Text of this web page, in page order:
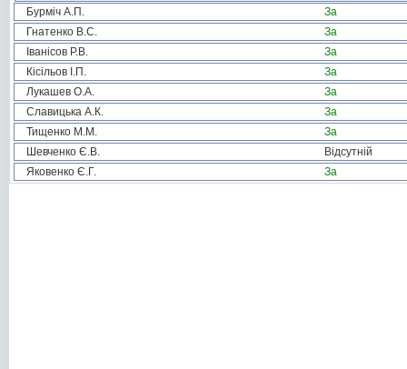
Бурміч А.П.
За
Гнатенко В.С.
За
Іванісов Р.В.
За
Кісільов І.П.
За
Лукашев О.А.
За
Славицька А.К.
За
Тищенко М.М.
За
Шевченко Є.В.
Відсутній
Яковенко Є.Г.
За